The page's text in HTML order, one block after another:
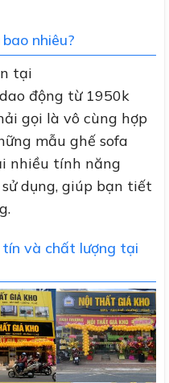
nhiêu?
tại
động từ 1950k
gọi là vô cùng hợp
mẫu ghế sofa
nhiều tính năng
dụng, giúp bạn tiết
và chất lượng tại